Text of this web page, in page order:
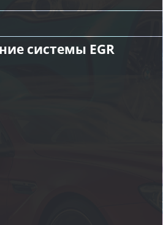
системы EGR